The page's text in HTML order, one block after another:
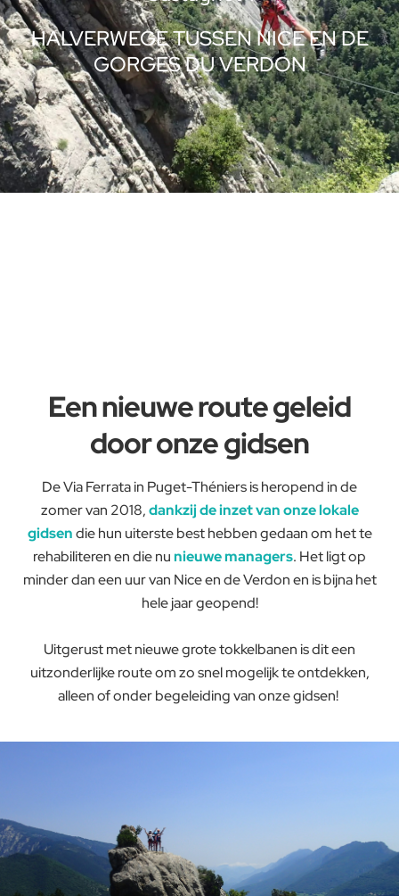
HALVERWEGE TUSSEN NICE EN DE
GORGES DU VERDON
Een nieuwe route geleid
door onze gidsen
De Via Ferrata in Puget-Théniers is heropend in de
zomer van 2018,dankzij de inzet van onze lokale
gidsendie hun uiterste best hebben gedaan om het te
rehabiliteren en die nunieuwe managers. Het ligt op
minder dan een uur van Nice en de Verdon en is bijna het
hele jaar geopend!
Uitgerust met nieuwe grote tokkelbanen is dit een
uitzonderlijke route om zo snel mogelijk te ontdekken,
alleen of onder begeleiding van onze gidsen!